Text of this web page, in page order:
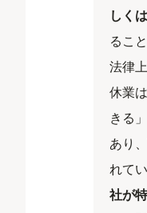
しく
るこ
法律
休業
きる
あり
れて
社が